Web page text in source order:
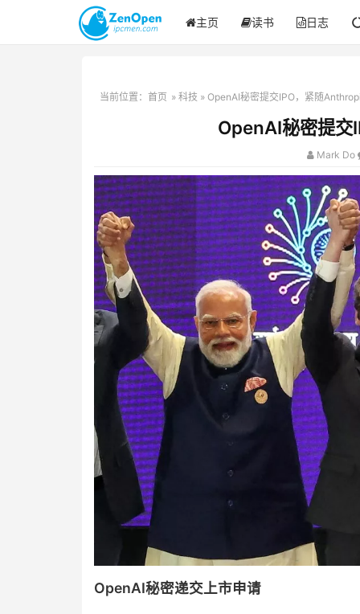
主页 读书 日志
当前位置： 首页 » 科技 » OpenAI秘密提交IPO，紧随
OpenAI秘密提
Mark Do
OpenAI秘密递交上市申请